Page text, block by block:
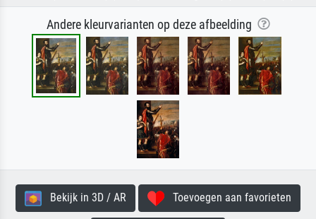
Andere kleurvarianten op deze afbeelding
Bekijk in 3D / AR Toevoegen aan favorieten